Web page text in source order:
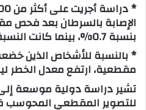
الإصابة بالسرطان بعد فحص
بنسبة 0.7%، بينما كانت النسبة 45% بين عموم السكان.
* بالنسبة للأشخاص الذين
مقطعية، ارتفع معدل الخطر ليصل إلى
تشير دراسة دولية موسعة